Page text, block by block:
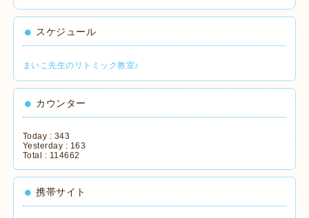
スケジュール
まいこ先生のリトミック教室♪
カウンター
Today : 343
Yesterday : 163
Total : 114662
携帯サイト